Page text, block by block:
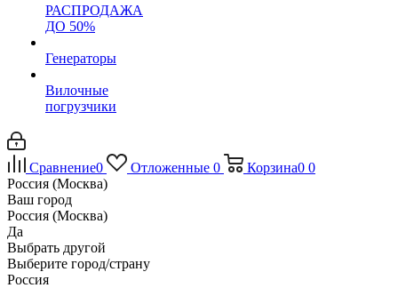
РАСПРОДАЖА
ДО 50%
Генераторы
Вилочные
погрузчики
Сравнение0 Отложенные 0 Корзина0 0
Россия (Москва)
Ваш город
Россия (Москва)
Да
Выбрать другой
Выберите город/страну
Россия